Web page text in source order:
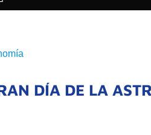
DÍA DE LA